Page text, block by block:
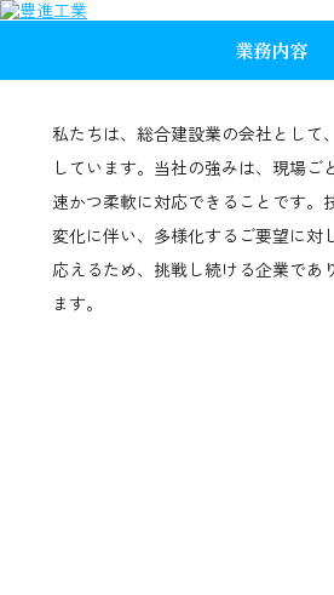
業務内容
私たちは、総合建設業の会社として
しています。当社の強みは、現場ご
速かつ柔軟に対応できることです。
変化に伴い、多様化するご要望に対
応えるため、挑戦し続ける企業であ
ます。